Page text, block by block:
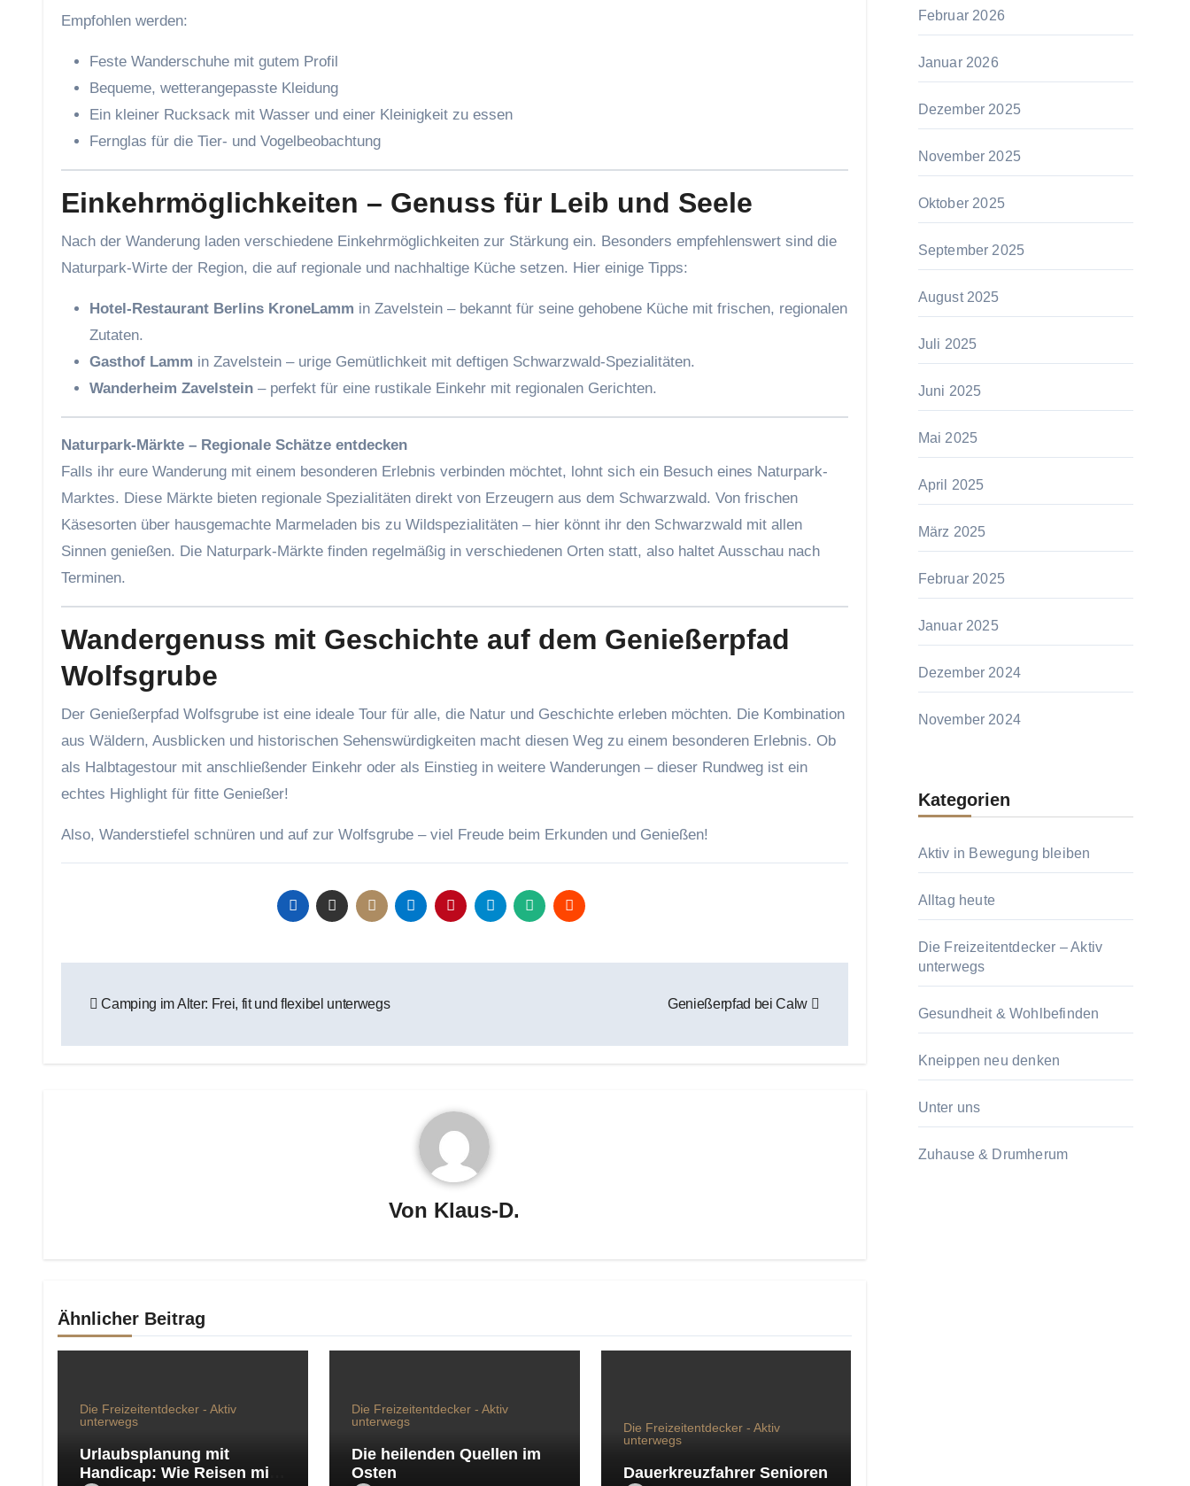
Empfohlen werden:
Feste Wanderschuhe mit gutem Profil
Bequeme, wetterangepasste Kleidung
Ein kleiner Rucksack mit Wasser und einer Kleinigkeit zu essen
Fernglas für die Tier- und Vogelbeobachtung
Einkehrmöglichkeiten – Genuss für Leib und Seele
Nach der Wanderung laden verschiedene Einkehrmöglichkeiten zur Stärkung ein. Besonders empfehlenswert sind die
Naturpark-Wirte der Region, die auf regionale und nachhaltige Küche setzen. Hier einige Tipps:
Hotel-Restaurant Berlins KroneLamm in Zavelstein – bekannt für seine gehobene Küche mit frischen, regionalen
Zutaten.
Gasthof Lamm in Zavelstein – urige Gemütlichkeit mit deftigen Schwarzwald-Spezialitäten.
Wanderheim Zavelstein – perfekt für eine rustikale Einkehr mit regionalen Gerichten.
Naturpark-Märkte – Regionale Schätze entdecken
Falls ihr eure Wanderung mit einem besonderen Erlebnis verbinden möchtet, lohnt sich ein Besuch eines Naturpark-
Marktes. Diese Märkte bieten regionale Spezialitäten direkt von Erzeugern aus dem Schwarzwald. Von frischen
Käsesorten über hausgemachte Marmeladen bis zu Wildspezialitäten – hier könnt ihr den Schwarzwald mit allen
Sinnen genießen. Die Naturpark-Märkte finden regelmäßig in verschiedenen Orten statt, also haltet Ausschau nach
Terminen.
Wandergenuss mit Geschichte auf dem Genießerpfad
Wolfsgrube
Der Genießerpfad Wolfsgrube ist eine ideale Tour für alle, die Natur und Geschichte erleben möchten. Die Kombination
aus Wäldern, Ausblicken und historischen Sehenswürdigkeiten macht diesen Weg zu einem besonderen Erlebnis. Ob
als Halbtagestour mit anschließender Einkehr oder als Einstieg in weitere Wanderungen – dieser Rundweg ist ein
echtes Highlight für fitte Genießer!
Also, Wanderstiefel schnüren und auf zur Wolfsgrube – viel Freude beim Erkunden und Genießen!
Camping im Alter: Frei, fit und flexibel unterwegs Genießerpfad bei Calw
Von Klaus-D.
Ähnlicher Beitrag
Die Freizeitentdecker - Aktiv
unterwegs
Urlaubsplanung mit
Handicap: Wie Reisen mit
Die Freizeitentdecker - Aktiv
unterwegs
Die heilenden Quellen im
Osten
Die Freizeitentdecker - Aktiv
unterwegs
Dauerkreuzfahrer Senioren
Februar 2026
Januar 2026
Dezember 2025
November 2025
Oktober 2025
September 2025
August 2025
Juli 2025
Juni 2025
Mai 2025
April 2025
März 2025
Februar 2025
Januar 2025
Dezember 2024
November 2024
Kategorien
Aktiv in Bewegung bleiben
Alltag heute
Die Freizeitentdecker – Aktiv
unterwegs
Gesundheit & Wohlbefinden
Kneippen neu denken
Unter uns
Zuhause & Drumherum